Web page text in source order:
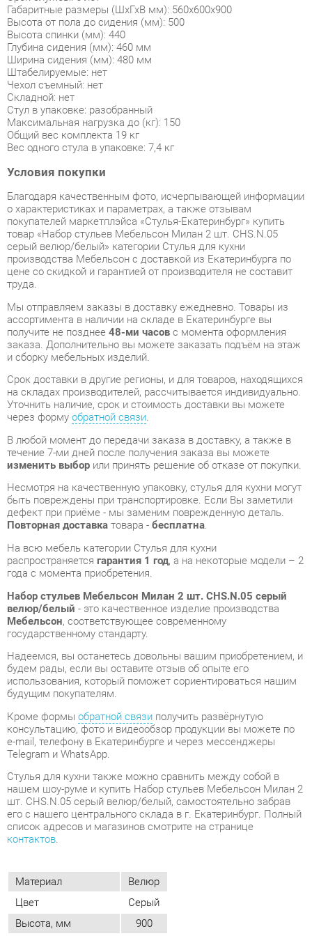
Ширина сидения (мм): 480 мм
Штабелируемые: нет
Чехол съемный: нет
Складной: нет
Стул в упаковке: разобранный
Максимальная нагрузка до (кг): 150
Общий вес комплекта 19 кг
Вес одного стула в упаковке: 7,4 кг
Условия покупки
Благодаря качественным фото, исчерпывающей информации
о характеристиках и параметрах, а также отзывам
товар «Набор стульев Мебельсон Милан 2 шт. CHS.N.05
производства Мебельсон с доставкой из Екатеринбурга по
цене со скидкой и гарантией от производителя не составит
труда.
Мы отправляем заказы в доставку ежедневно. Товары из
ассортимента в наличии на складе в Екатеринбурге вы
получите не позднее48-ми часовс момента оформления
заказа. Дополнительно вы можете заказать подъём на этаж
и сборку мебельных изделий.
Срок доставки в другие регионы, и для товаров, находящихся
на складах производителей, рассчитывается индивидуально.
Уточнить наличие, срок и стоимость доставки вы можете
через формуобратной связи.
течение 7-ми дней после получения заказа вы можете
изменить выборили принять решение об отказе от покупки.
Несмотря на качественную упаковку, стулья для кухни могут
дефект при приёме - мы заменим поврежденную деталь.
Повторная доставкатовара -бесплатна.
распространяетсягарантия 1 год, а на некоторые модели – 2
года с момента приобретения.
Набор стульев Мебельсон Милан 2 шт. CHS.N.05 серый
велюр/белый
- это качественное изделие производства
Мебельсон, соответствующее современному
государственному стандарту.
Надеемся, вы останетесь довольны вашим приобретением, и
будем рады, если вы оставите отзыв об опыте его
использования, который поможет сориентироваться нашим
будущим покупателям.
Кроме формыобратной связиполучить развёрнутую
консультацию, фото и видеообзор продукции вы можете по
e-mail, телефону в Екатеринбурге и через мессенджеры
Telegram и WhatsApp.
Стулья для кухни также можно сравнить между собой в
шт. CHS.N.05 серый велюр/белый, самостоятельно забрав
его с нашего центрального склада в г. Екатеринбург. Полный
список адресов и магазинов смотрите на странице
контактов.
Материал
Велюр
Цвет
Серый
Высота, мм
Глубина, мм
600
Вес упаковок, кг
19
Объем упаковок, м3 0.175